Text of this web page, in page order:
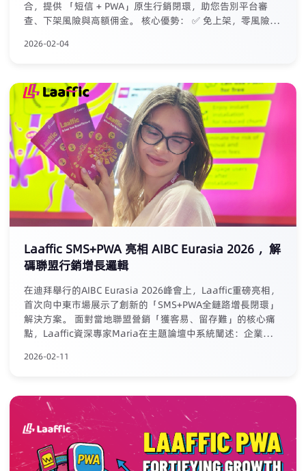
合，提供 「短信 + PWA」原生行銷閉環，助您告別平台審
查、下架風險與高額佣金。 核心優勢： ✅ 免上架，零風險：
平台佣金，營收完整歸您 ✅ 閉環轉化：從短信觸達至 PWA
2026-02-04
Laaffic SMS+PWA 亮相 AIBC Eurasia 2026 ，解
碼聯盟行銷增長邏輯
在迪拜舉行的AIBC Eurasia 2026峰會上，Laaffic重磅亮相，
首次向中東市場展示了創新的「SMS+PWA全鏈路增長閉環」
解決方案。 面對當地聯盟營銷「獲客易、留存難」的核心痛
點，Laaffic資深專家Maria在主題論壇中系統闡述：企業必須
（LTV）的長期增長系統。為此，Laaffic提供了一套可落地的
免審核、零傭金的應用分發陣地，沉澱用戶資產。二者深度融
合，形成從引流、沉澱到再運營的內生增長飛輪，助力企業與
聯盟伙伴共享長期價值，實現可持續盈利。 本次展会，
Laaffic以前沿理念与扎实产品赢得了广泛认可，为深耕中东
市场奠定了坚实基础。
2026-02-11